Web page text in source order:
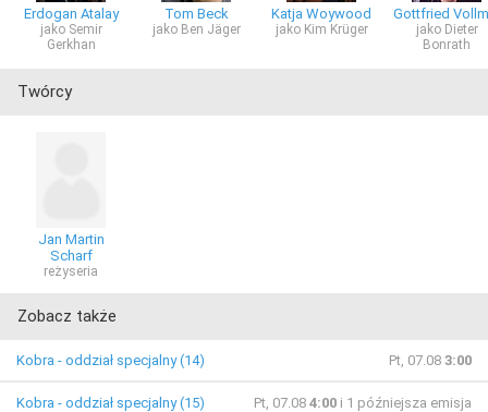
Erdogan Atalay
jako Semir
Gerkhan
Tom Beck
jako Ben Jäger
Katja Woywood
jako Kim Krüger
Gottfried
jako Dieter
Bonrath
Twórcy
Jan Martin
Scharf
reżyseria
Zobacz także
Kobra - oddział specjalny (14) Pt, 07.08 3:00
Kobra - oddział specjalny (15) Pt, 07.08 4:00 i 1 późniejsza emisja